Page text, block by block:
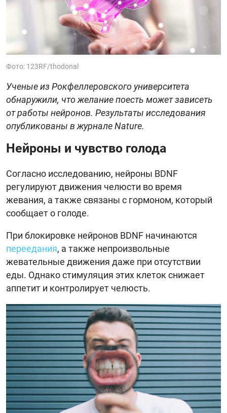
Фото: 123RF/thodonal
Ученые из Рокфеллеровского университета
обнаружили, что желание поесть может зависеть
от работы нейронов. Результаты исследования
опубликованы в журнале Nature.
Нейроны и чувство голода
Согласно исследованию, нейроны BDNF
регулируют движения челюсти во время
жевания, а также связаны с гормоном, который
сообщает о голоде.
При блокировке нейронов BDNF начинаются
переедания, а также непроизвольные
жевательные движения даже при отсутствии
еды. Однако стимуляция этих клеток снижает
аппетит и контролирует челюсть.